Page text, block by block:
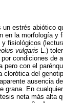
estrés abiótico
en la morfología
fisiológicos
vulgaris L.)
condiciones
pero con el
del
ausencia
grana. En
neta más alta